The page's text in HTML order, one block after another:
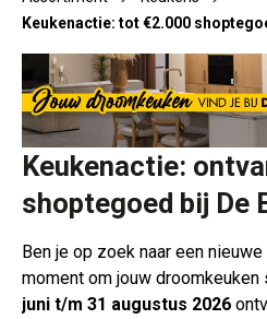
Keukenactie: tot €2.000
Keukenactie:
shoptegoed bij De
Ben je op zoek naar een
moment om jouw droomkeuken
juni t/m 31 augustus 2026